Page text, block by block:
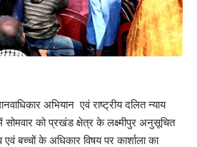
अभियान एवं राष्ट्रीय दलित न्याय
सोमवार को प्रखंड क्षेत्र के लक्ष्मीपुर अनुसूचित
बच्चों के अधिकार विषय पर कार्शाला का